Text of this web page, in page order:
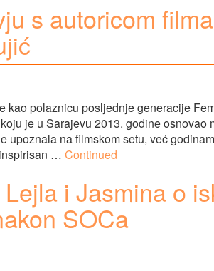
s autoricom
kao polaznicu posljednje generacije
je u Sarajevu 2013. godine osnovao
upoznala na filmskom setu, već
… Continued
i Jasmina o
SOCa